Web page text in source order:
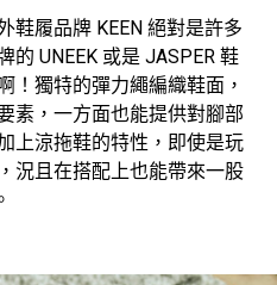
鞋履品牌 KEEN 絕對是許多
的 UNEEK 或是 JASPER 鞋
！獨特的彈力繩編織鞋面，
素，一方面也能提供對腳部
上涼拖鞋的特性，即使是玩
況且在搭配上也能帶來一股